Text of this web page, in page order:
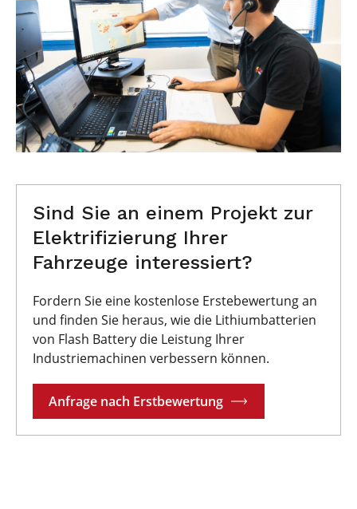
Sind Sie an einem Projekt zur
Elektrifizierung Ihrer
Fahrzeuge interessiert?
Fordern Sie eine kostenlose Erstebewertung an
und finden Sie heraus, wie die Lithiumbatterien
von Flash Battery die Leistung Ihrer
Industriemachinen verbessern können.
Anfrage nach Erstbewertung